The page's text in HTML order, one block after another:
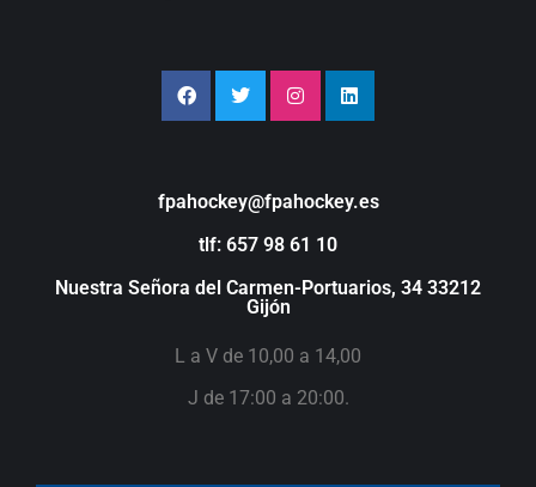
fpahockey@fpahockey.es
tlf: 657 98 61 10
Nuestra Señora del Carmen-Portuarios, 34 33212
Gijón
L a V de 10,00 a 14,00
J de 17:00 a 20:00.